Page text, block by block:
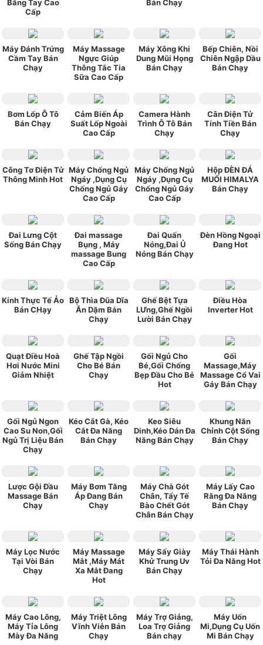
Bằng Tay Cao
Cấp
Bán Chạy
Máy Đánh Trứng
Cầm Tay Bán
Chạy
Máy Massage
Ngực Giúp
Thông Tắc Tia
Sữa Cao Cấp
Máy Xông Khi
Dung Mũi Họng
Bán Chạy
Bếp Chiên, Nồi
Chiên Ngập Dầu
Bán Chạy
Bơm Lốp Ô Tô
Bán Chạy
Cảm Biến Áp
Suất Lốp Ngoài
Cao Cấp
Camera Hành
Trình Ô Tô Bán
Chạy
Cân Điện Tử
Tính Tiền Bán
Chạy
Công Tơ Điện Tử
Thông Minh Hot
Máy Chống Ngủ
Ngáy ,Dụng Cụ
Chống Ngủ Gáy
Cao Cấp
Máy Chống Ngủ
Ngáy ,Dụng Cụ
Chống Ngủ Gáy
Cao Cấp
Hộp ĐÈN ĐÁ
MUỐI HIMALYA
Bán Chạy
Đai Lưng Cột
Sống Bán Chạy
Đai massage
Bụng , Máy
massage Bung
Cao Cấp
Đai Quấn
Nóng,Đai Ủ
Nóng Bán Chạy
Đèn Hồng Ngoại
Đang Hot
Kính Thực Tế Ảo
Bán CHạy
Bộ Thìa Đũa Dĩa
Ăn Dặm Bán
Chạy
Ghế Bệt Tựa
LƯng,Ghế Ngồi
Lười Bán Chạy
Điều Hòa
Inverter Hot
Quạt Điều Hoà
Hơi Nước Mini
Giảm Nhiệt
Ghế Tập Ngồi
Cho Bé Bán
Chạy
Gối Ngủ Cho
Bé,Gối Chống
Bẹp Đầu Cho Bé
Hot
Gối
Massage,Máy
Massage Cổ Vai
Gáy Bán Chạy
Gối Ngủ Ngon
Cao Su Non,Gối
Ngủ Trị Liệu Bán
Chạy
Kéo Cắt Gà, Kéo
Cắt Đa Năng
Bán Chạy
Keo Siêu
Dinh,Kéo Dán Đa
Năng Bán Chạy
Khung Năn
Chỉnh Cột Sống
Bán Chạy
Lược Gội Đầu
Massage Bán
Chạy
Máy Bơm Tăng
Áp Đang Bán
Chạy
Máy Chà Gót
Chân, Tẩy Tế
Bào Chết Gót
Chân Bán Chạy
Máy Lấy Cao
Răng Đa Năng
Bán Chạy
Máy Lọc Nước
Tại Vòi Bán
Chạy
Máy Massage
Mắt ,Máy Mát
Xa Mắt Đang
Hot
Máy Sấy Giày
Khử Trung Uv
Bán Chạy
Máy Thái Hành
Tỏi Đa Năng Hot
Máy Cao Lông,
Máy Tỉa Lông
Mày Đa Năng
Máy Triệt Lông
Vĩnh Viễn Bán
Chạy
Máy Trợ Giảng,
Loa Trợ Giảng
Bán chạy
Máy Uốn
Mi,Dụng Cụ Uốn
Mi Bán Chạy